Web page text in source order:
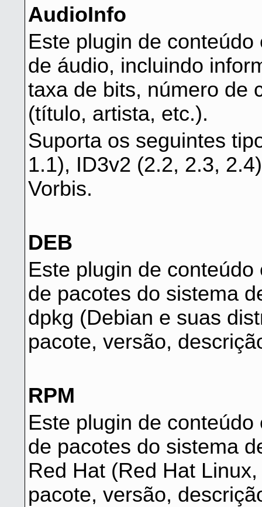
AudioInfo
Este plugin de
de áudio, incluindo
taxa de bits, número de
(título, artista, etc.).
Suporta os seguintes
1.1), ID3v2 (2.2, 2.3,
Vorbis.
DEB
Este plugin de
de pacotes do sistema
dpkg (Debian e suas
pacote, versão,
RPM
Este plugin de
de pacotes do sistema
Red Hat (Red Hat
pacote, versão,